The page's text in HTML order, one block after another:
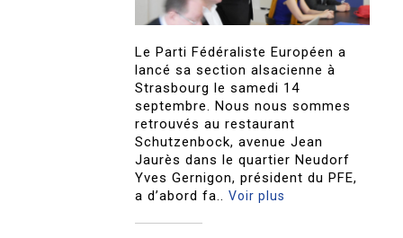
Le Parti Fédéraliste Européen a
lancé sa section alsacienne à
Strasbourg le samedi 14
septembre. Nous nous sommes
retrouvés au restaurant
Schutzenbock, avenue Jean
Jaurès dans le quartier Neudorf
Yves Gernigon, président du PFE,
a d’abord fa..Voir plus